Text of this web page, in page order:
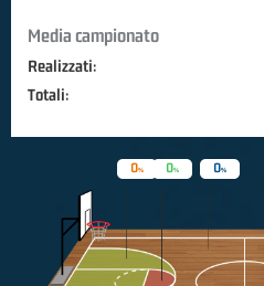
Media campionato
Realizzati:
Totali:
0
0 0